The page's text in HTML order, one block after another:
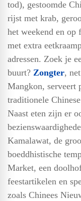
tod), gestoomde
rijst met krab,
het weekend en op
met extra
adressen. Zoek je
buurt? Zongter,
Mangkon, serveert
traditionele
Naast eten zijn er
Kamalawat, de
boeddhistische
Market, een
feestartikelen en
zoals Chinees